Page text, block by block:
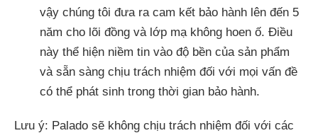
vậy chúng tôi đưa ra cam kết bảo hành lên đến 5
năm cho lõi đồng và lớp mạ không hoen ố. Điều
này thể hiện niềm tin vào độ bền của sản phẩm
và sẵn sàng chịu trách nhiệm đối với mọi vấn đề
có thể phát sinh trong thời gian bảo hành.
Lưu ý: Palado sẽ không chịu trách nhiệm đối với các